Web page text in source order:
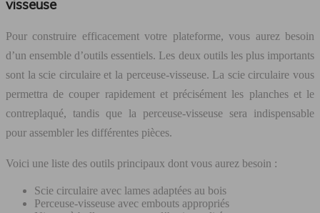
visseuse
Pour construire efficacement votre plateforme, vous aurez besoin
d’un ensemble d’outils essentiels. Les deux outils les plus importants
sont la scie circulaire et la perceuse-visseuse. La scie circulaire vous
permettra de couper rapidement et précisément les planches et le
contreplaqué, tandis que la perceuse-visseuse sera indispensable
pour assembler les différentes pièces.
Voici une liste des outils principaux dont vous aurez besoin :
Scie circulaire avec lames adaptées au bois
Perceuse-visseuse avec embouts appropriés